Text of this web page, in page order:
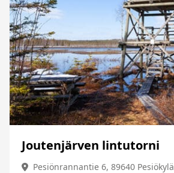
Joutenjärven lintutorni
Pesiönrannantie 6, 89640 Pesiökylä